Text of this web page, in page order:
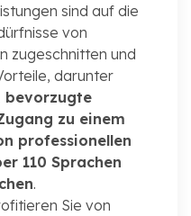
sind auf die
von
zugeschnitten und
darunter
bevorzugte
zu einem
professionellen
110 Sprachen
.
Sie von